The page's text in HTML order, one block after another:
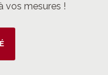
vos mesures !